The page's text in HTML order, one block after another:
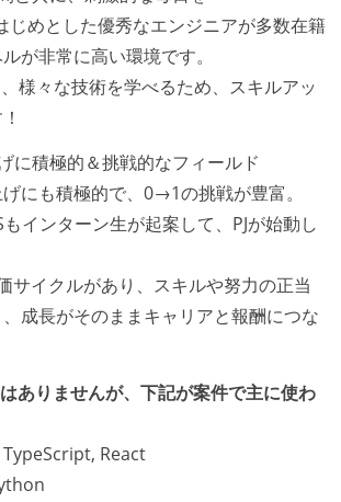
じめとした優秀なエンジニアが多数在籍
が非常に高い環境です。
様々な技術を学べるため、スキルアッ
に積極的＆挑戦的なフィールド
にも積極的で、0→1の挑戦が豊富。
インターン生が起案して、PJが始動し
サイクルがあり、スキルや努力の正当
成長がそのままキャリアと報酬につな
はありませんが、下記が案件で主に使わ
React